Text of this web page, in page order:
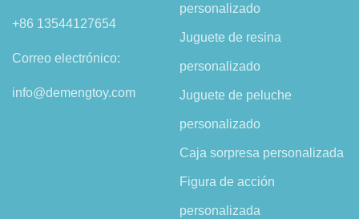
+86 13544127654
Correo electrónico:
info@demengtoy.com
personalizado
Juguete de resina
personalizado
Juguete de peluche
personalizado
Caja sorpresa personalizada
Figura de acción
personalizada